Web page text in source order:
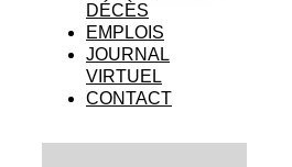
DÉCÈS
EMPLOIS
JOURNAL
VIRTUEL
CONTACT